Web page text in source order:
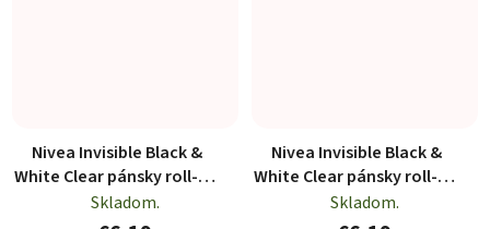
Nivea Invisible Black &
White Clear pánsky roll-on
dezodorant 50ml
Skladom.
Nivea Invisible Black &
White Clear pánsky roll-on
dezodorant 50ml
Skladom.